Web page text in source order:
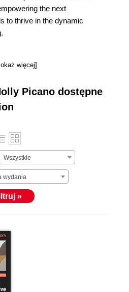
the next
to thrive in the dynamic
więcej]
Picano dostępne
Wszystkie
wydania
»